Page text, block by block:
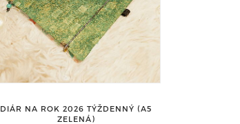
DIÁR NA ROK 2026 TÝŽDENNÝ (A5
ZELENÁ)